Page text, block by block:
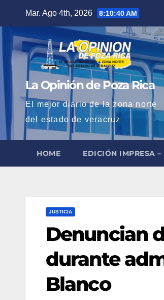
contenido
Mar. Ago 4th, 2026 8:10:41 AM
La Opinión de Poza Rica
El mejor diario de la zona norte
del estado de veracruz
HOME EDICIÓN IMPRESA
JUSTICIA
Denuncian
durante
Blanco